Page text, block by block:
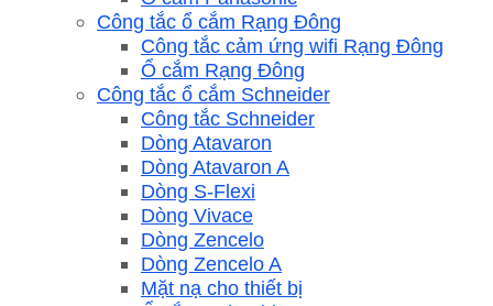
Công tắc ổ cắm Rạng Đông
Công tắc cảm ứng wifi Rạng Đông
Ổ cắm Rạng Đông
Công tắc ổ cắm Schneider
Công tắc Schneider
Dòng Atavaron
Dòng Atavaron A
Dòng S-Flexi
Dòng Vivace
Dòng Zencelo
Dòng Zencelo A
Mặt nạ cho thiết bị